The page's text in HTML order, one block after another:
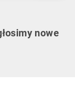
nowe